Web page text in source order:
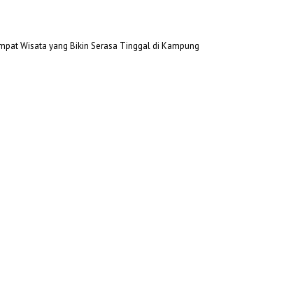
Wisata yang Bikin Serasa Tinggal di Kampung